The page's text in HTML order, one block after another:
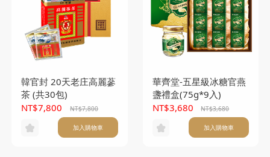
韓官封 20天老庄高麗蔘
茶 (共30包)
NT$7,800
NT$7,800
加入購物車
華齊堂-五星級冰糖官燕
盞禮盒(75g*9入)
NT$3,680
NT$3,680
加入購物車